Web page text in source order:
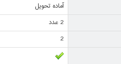
آماده تحویل
2 عدد
2